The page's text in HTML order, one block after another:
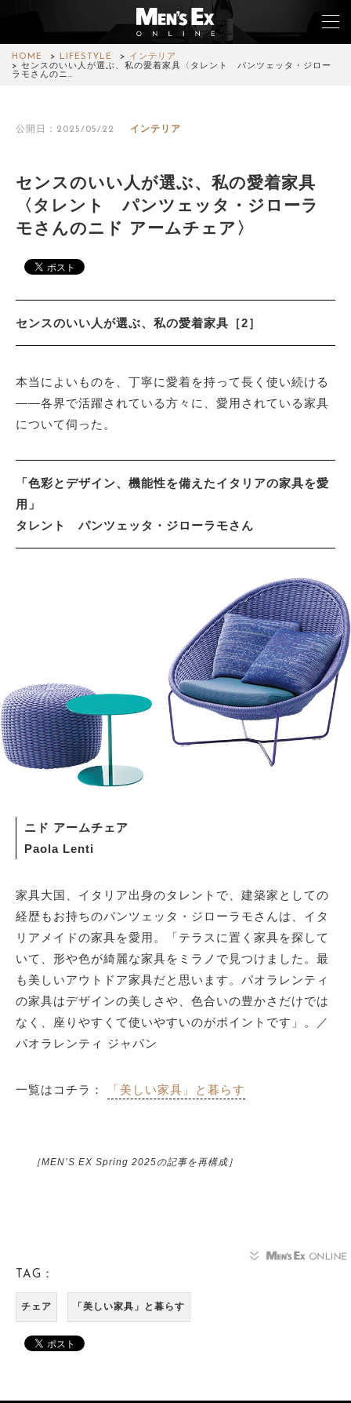
HOME LIFESTYLE
インテリア
センスのいい人が選ぶ、私の愛着家具〈タレント パンツェッタ・ジロー
ラモさんのニ…
公開日：2025/05/22 インテリア
センスのいい人が選ぶ、私の愛着家具
〈タレント パンツェッタ・ジローラ
モさんのニド アームチェア〉
センスのいい人が選ぶ、私の愛着家具［2］
本当によいものを、丁寧に愛着を持って長く使い続ける
――各界で活躍されている方々に、愛用されている家具
について伺った。
「色彩とデザイン、機能性を備えたイタリアの家具を愛
用」
タレント パンツェッタ・ジローラモさん
ニド アームチェア
Paola Lenti
家具大国、イタリア出身のタレントで、建築家としての
経歴もお持ちのパンツェッタ・ジローラモさんは、イタ
リアメイドの家具を愛用。「テラスに置く家具を探して
いて、形や色が綺麗な家具をミラノで見つけました。最
も美しいアウトドア家具だと思います。パオラレンティ
の家具はデザインの美しさや、色合いの豊かさだけでは
なく、座りやすくて使いやすいのがポイントです」。／
パオラレンティ ジャパン
一覧はコチラ： 「美しい家具」と暮らす
［MEN’S EX Spring 2025の記事を再構成］
TAG：
チェア 「美しい家具」と暮らす
FASHION
CAR&BIKE
COLUMN
ABOUT SITE
サイトマップ